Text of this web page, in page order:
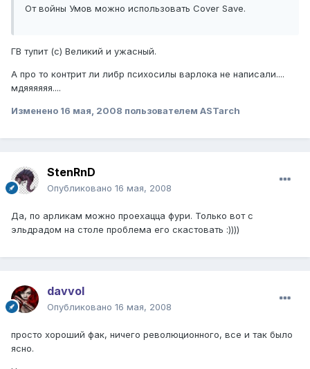
От войны Умов можно использовать Cover Save.
ГВ тупит (с) Великий и ужасный.
А про то контрит ли либр психосилы варлока не написали....
мдяяяяяя....
Изменено 16 мая, 2008 пользователем ASTarch
StenRnD
Опубликовано 16 мая, 2008
Да, по арликам можно проехацца фури. Только вот с
эльдрадом на столе проблема его скастовать :))))
davvol
Опубликовано 16 мая, 2008
просто хороший фак, ничего революционного, все и так было
ясно.